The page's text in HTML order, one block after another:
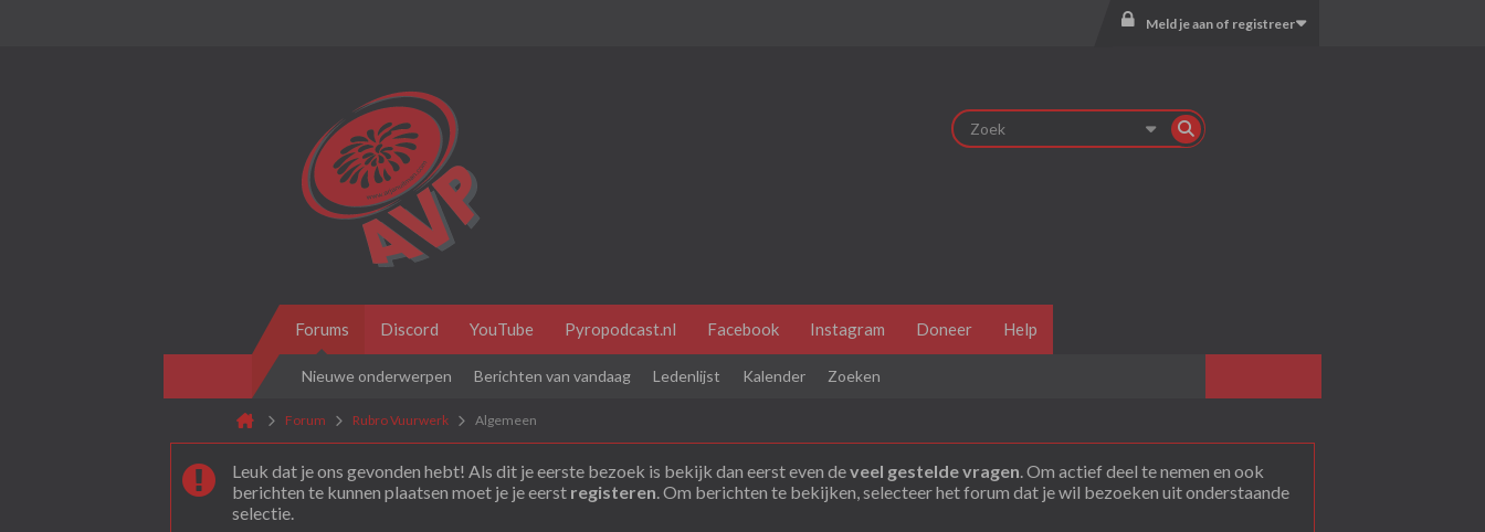
Meld je aan of registreer
Forums Discord YouTube Pyropodcast.nl Facebook Instagram Doneer Help
Nieuwe onderwerpen Berichten van vandaag Ledenlijst Kalender Zoeken
Forum Rubro Vuurwerk Algemeen
Leuk dat je ons gevonden hebt! Als dit je eerste bezoek is bekijk dan eerst even deveel gestelde vragen. Om actief deel te nemen en ook
berichten te kunnen plaatsen moet je je eerst registeren. Om berichten te bekijken, selecteer het forum dat je wil bezoeken uit onderstaande
selectie.